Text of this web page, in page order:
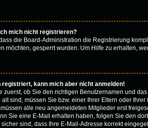
mich nicht registrieren?
die Board-Administration die Registrierung
möchten, gesperrt wurden. Um Hilfe zu erhalten,
registriert, kann mich aber nicht anmelden!
zuerst, ob Sie den richtigen Benutzernamen und
alt sind, müssen Sie bzw. einer Ihrer Eltern oder
alle neu angemeldeten Mitglieder erst
Sie eine E-Mail erhalten haben, folgen Sie den
sind, dass Ihre E-Mail-Adresse korrekt